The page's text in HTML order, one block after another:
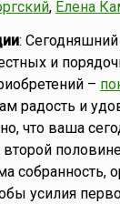
, Елена
:
и
–
радость и
что ваша
собранность,
усилия